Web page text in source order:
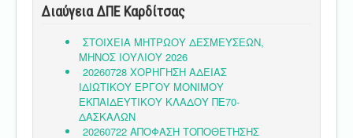
Διαύγεια ΔΠΕ Καρδίτσας